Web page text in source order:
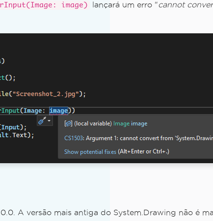
de imagem aplicados.
uma máquina local
image) lançará um erro "cannot
A versão mais antiga do System.Drawing não é